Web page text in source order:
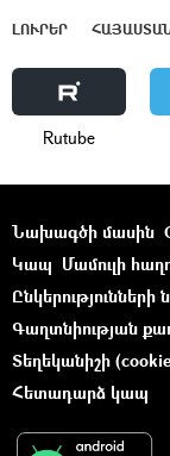
ԼՈՒՐԵՐ
Rutube
Նախագծի մասին
Կապ Մամուլի
Ընկերությունների
Գաղտնիության
Տեղեկանիշի
Հետադարձ կապ